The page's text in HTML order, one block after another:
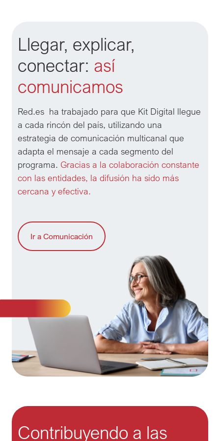
Llegar, explicar,
conectar: así
comunicamos
Red.es  ha trabajado para que Kit Digital llegue
a cada rincón del país, utilizando una
estrategia de comunicación multicanal que
adapta el mensaje a cada segmento del
programa. Gracias a la colaboración constante
con las entidades, la difusión ha sido más
cercana y efectiva.
Ir a Comunicación
Contribuyendo a las